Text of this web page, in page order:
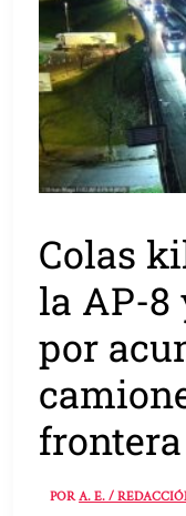
Colas
la AP-8
por
frontera
PORA. E. /